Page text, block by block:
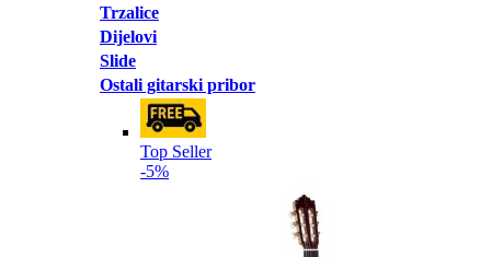
Trzalice
Dijelovi
Slide
Ostali gitarski pribor
Top Seller
-5%